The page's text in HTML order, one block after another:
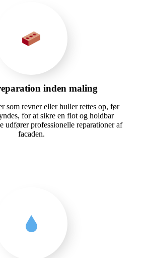
inden maling
som revner eller huller rettes op, før
for at sikre en flot og holdbar
udfører professionelle reparationer af
facaden.